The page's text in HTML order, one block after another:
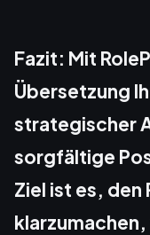
Fazit: Mit
Übersetzung
strategischer
sorgfältige
Ziel ist es,